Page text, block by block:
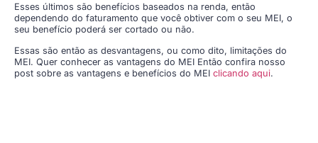
Esses últimos são benefícios baseados na renda, então
dependendo do faturamento que você obtiver com o seu MEI, o
seu benefício poderá ser cortado ou não.
Essas são então as desvantagens, ou como dito, limitações do
MEI. Quer conhecer as vantagens do MEI Então confira nosso
post sobre as vantagens e benefícios do MEI clicando aqui.